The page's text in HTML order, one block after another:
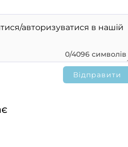
0/4096 символів